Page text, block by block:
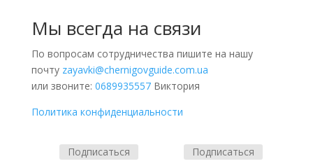
Мы всегда на связи
По вопросам сотрудничества пишите на нашу
почту zayavki@chernigovguide.com.ua
или звоните: 0689935557Виктория
Политика конфиденциальности
Подписаться Подписаться